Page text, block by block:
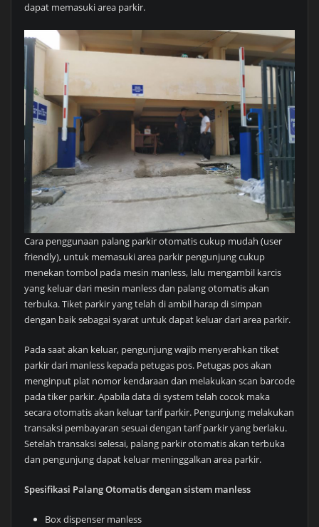
dapat memasuki area parkir.
Cara penggunaan palang parkir otomatis cukup mudah (user
friendly), untuk memasuki area parkir pengunjung cukup
menekan tombol pada mesin manless, lalu mengambil karcis
yang keluar dari mesin manless dan palang otomatis akan
terbuka. Tiket parkir yang telah di ambil harap di simpan
dengan baik sebagai syarat untuk dapat keluar dari area parkir.
Pada saat akan keluar, pengunjung wajib menyerahkan tiket
parkir dari manless kepada petugas pos. Petugas pos akan
menginput plat nomor kendaraan dan melakukan scan barcode
pada tiker parkir. Apabila data di system telah cocok maka
secara otomatis akan keluar tarif parkir. Pengunjung melakukan
transaksi pembayaran sesuai dengan tarif parkir yang berlaku.
Setelah transaksi selesai, palang parkir otomatis akan terbuka
dan pengunjung dapat keluar meninggalkan area parkir.
Spesifikasi Palang Otomatis dengan sistem manless
Box dispenser manless